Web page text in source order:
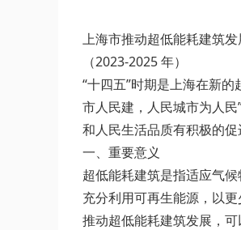
上海市推动超低能耗建筑
（2023-2025 年）
“十四五”时期是上海在新
市人民建，人民城市为人
和人民生活品质有积极的
一、重要意义
超低能耗建筑是指适应气
充分利用可再生能源，以
推动超低能耗建筑发展，